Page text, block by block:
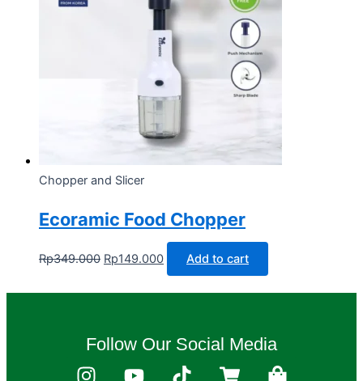
Chopper and Slicer
Ecoramic Food Chopper
Rp349.000 Rp149.000 Add to cart
Follow Our Social Media
I
Y
T
S
S